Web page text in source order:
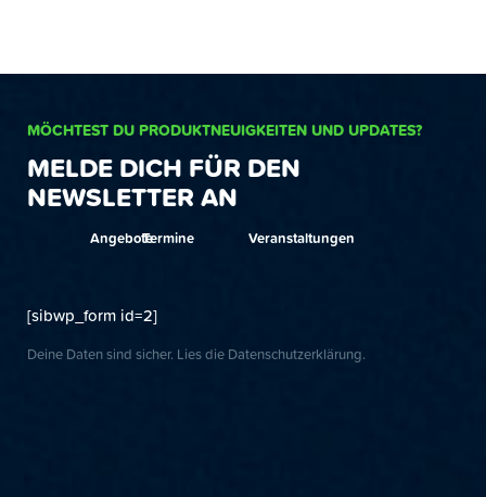
MÖCHTEST DU PRODUKTNEUIGKEITEN UND UPDATES?
MELDE DICH FÜR DEN
NEWSLETTER AN
AngeboteTermine Veranstaltungen
[sibwp_form id=2]
Deine Daten sind sicher. Lies die Datenschutzerklärung.